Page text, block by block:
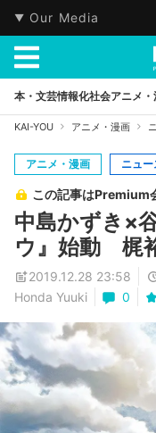
Our Media
本・文芸情報化社会アニメ・
KAI-YOU アニメ・漫画
アニメ・漫画 ニュー
この記事はPremium
中島かずき×
ウ』始動 梶
2019.12.28 23:58
Honda Yuuki
0